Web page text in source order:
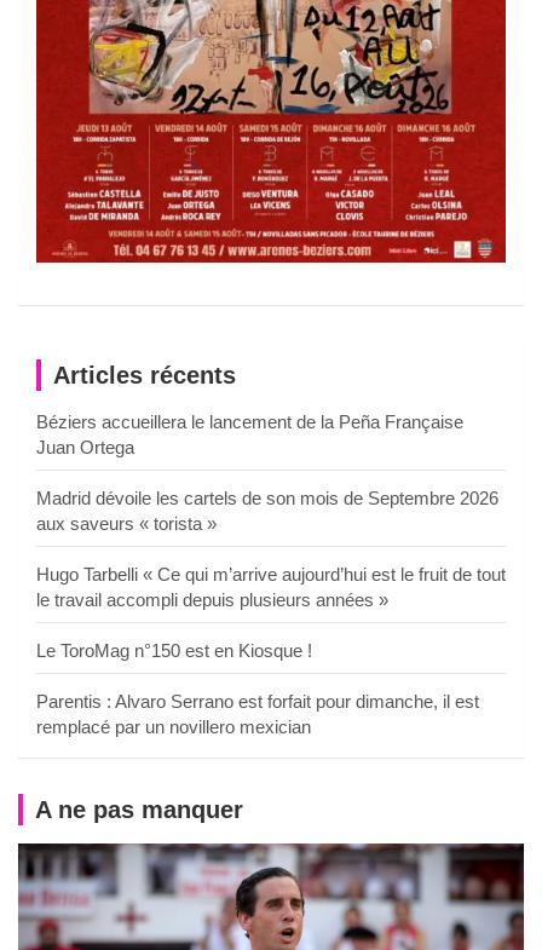
Articles récents
Béziers accueillera le lancement de la Peña Française
Juan Ortega
Madrid dévoile les cartels de son mois de Septembre 2026
aux saveurs « torista »
Hugo Tarbelli « Ce qui m’arrive aujourd’hui est le fruit de tout
le travail accompli depuis plusieurs années »
Le ToroMag n°150 est en Kiosque !
Parentis : Alvaro Serrano est forfait pour dimanche, il est
remplacé par un novillero mexician
A ne pas manquer